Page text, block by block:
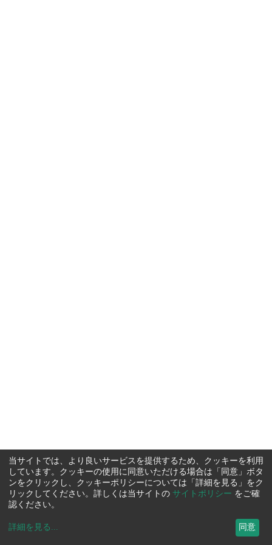
当サイトでは、より良いサービスを提供するため、クッキーを利用
しています。クッキーの使用に同意いただける場合は「同意」ボタ
ンをクリックし、クッキーポリシーについては「詳細を見る」をク
リックしてください。詳しくは当サイトの サイトポリシー をご確
認ください。
詳細を見る ... 同意